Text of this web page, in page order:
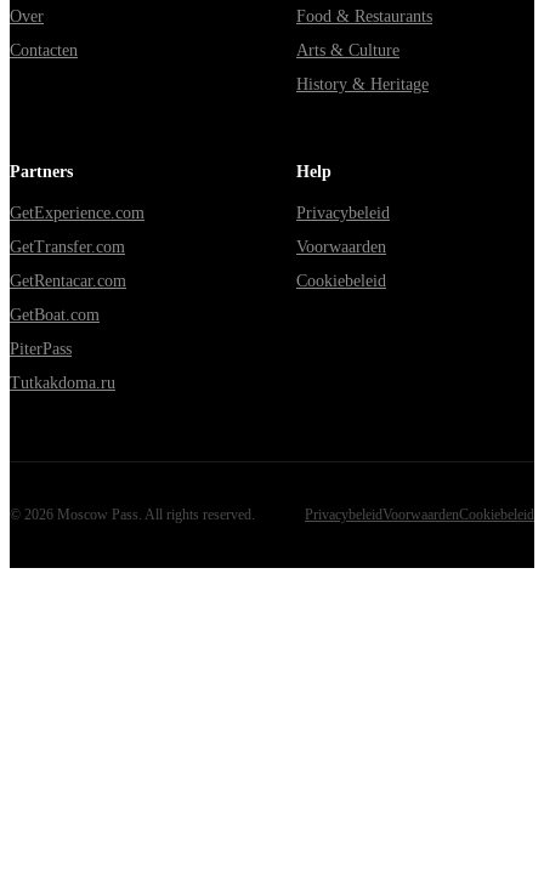
Over
Contacten
Food & Restaurants
Arts & Culture
History & Heritage
Partners
GetExperience.com
GetTransfer.com
GetRentacar.com
GetBoat.com
PiterPass
Tutkakdoma.ru
Help
Privacybeleid
Voorwaarden
Cookiebeleid
© 2026 Moscow Pass. All rights reserved. PrivacybeleidVoorwaardenCookiebeleid